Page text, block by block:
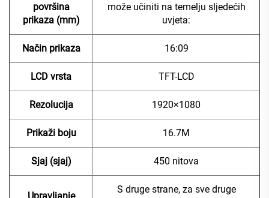
površina
prikaza (mm)
može učiniti na temelju sljedećih
uvjeta:
Način prikaza 16:09
LCD vrsta TFT-LCD
Rezolucija 1920×1080
Prikaži boju 16.7M
Sjaj (sjaj) 450 nitova
Upravljanje
S druge strane, za sve druge